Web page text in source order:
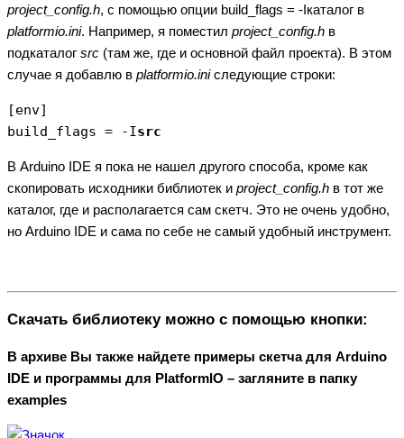
project_config.h, с помощью опции build_flags = -Iкаталог в
platformio.ini. Например, я поместил project_config.h в
подкаталог src (там же, где и основной файл проекта). В этом
случае я добавлю в platformio.iniследующие строки:
[env]
build_flags = -Isrc
В Arduino IDE я пока не нашел другого способа, кроме как
скопировать исходники библиотек и project_config.h в тот же
каталог, где и располагается сам скетч. Это не очень удобно,
но Arduino IDE и сама по себе не самый удобный инструмент.
Скачать библиотеку можно с помощью кнопки:
В архиве Вы также найдете примеры скетча для Arduino
IDE и программы для PlatformIO – загляните в папку
examples